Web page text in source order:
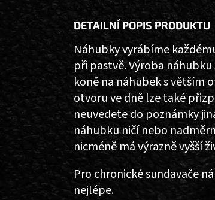
DETAILNÍ POPIS PRODUKTU
Náhubky vyrábíme
při pastvě. Výroba
koně na náhubek s větším
otvoru ve dně lze také
neuvedete do poznámky
náhubku ničí nebo
nicméně má výrazně vyšší
Pro chronické sundavače
nejlépe.​​